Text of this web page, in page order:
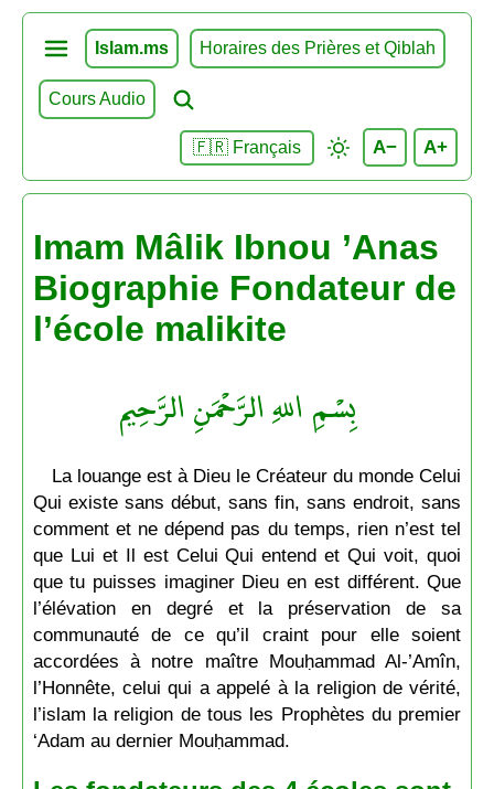
Islam.ms Horaires des Prières et Qiblah
Cours Audio
🇫🇷 Français A− A+
Imam Mâlik Ibnou ’Anas
Biographie Fondateur de
l’école malikite
بِسْمِ اللهِ الرَّحْمَنِ الرَّحِيم
La louange est à Dieu le Créateur du monde Celui
Qui existe sans début, sans fin, sans endroit, sans
comment et ne dépend pas du temps, rien n’est tel
que Lui et Il est Celui Qui entend et Qui voit, quoi
que tu puisses imaginer Dieu en est différent. Que
l’élévation en degré et la préservation de sa
communauté de ce qu’il craint pour elle soient
accordées à notre maître Mouḥammad Al-’Amîn,
l’Honnête, celui qui a appelé à la religion de vérité,
l’islam la religion de tous les Prophètes du premier
‘Adam au dernier Mouḥammad.